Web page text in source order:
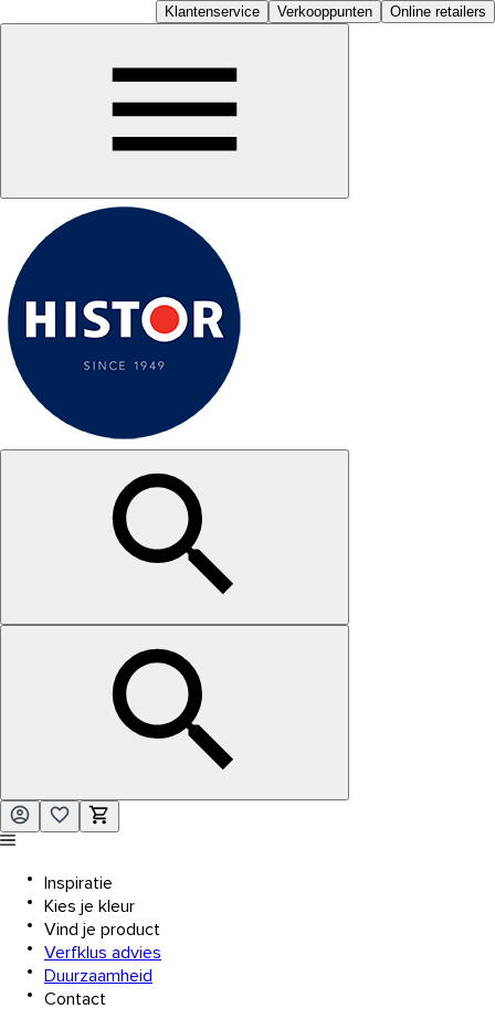
Klantenservice Verkooppunten Online retailers
Inspiratie
Kies je kleur
Vind je product
Verfklus advies
Duurzaamheid
Contact